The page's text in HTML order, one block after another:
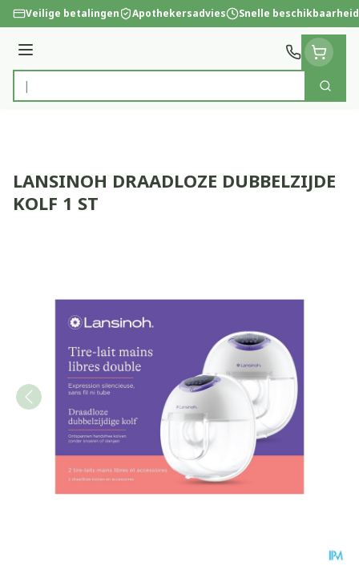
Ga naar de inhoud
Veilige betalingen Apothekersadvies Snelle beschikbaarheid
Menu
Product, merk, categorie...
Zoek
LANSINOH DRAADLOZE DUBBELZIJDE
KOLF 1 ST